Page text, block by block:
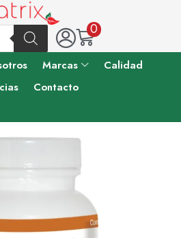
0
Marcas
Calidad
Contacto